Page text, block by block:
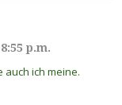
p.m.
auch ich meine.